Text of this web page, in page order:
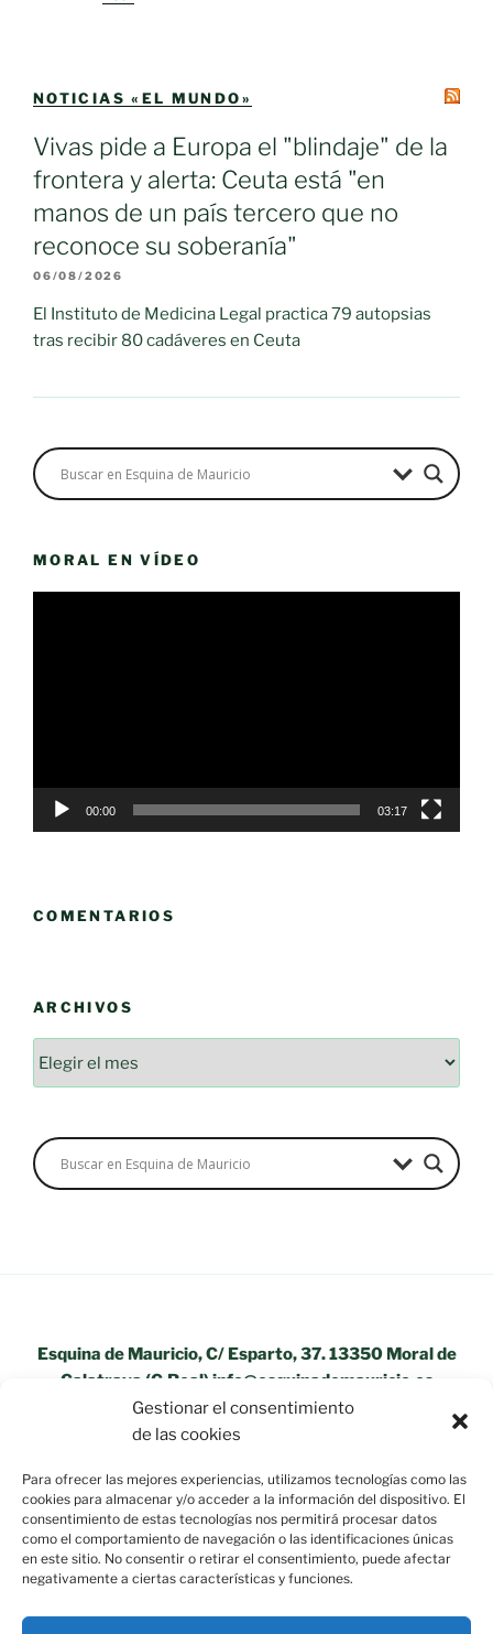
Gestionar el consentimiento
de las cookies
Para ofrecer las mejores experiencias, utilizamos tecnologías como las
cookies para almacenar y/o acceder a la información del dispositivo. El
consentimiento de estas tecnologías nos permitirá procesar datos
como el comportamiento de navegación o las identificaciones únicas
en este sitio. No consentir o retirar el consentimiento, puede afectar
negativamente a ciertas características y funciones.
NOTICIAS «EL MUNDO»
Vivas pide a Europa el "blindaje" de la
frontera y alerta: Ceuta está "en
manos de un país tercero que no
reconoce su soberanía"
06/08/2026
El Instituto de Medicina Legal practica 79 autopsias
tras recibir 80 cadáveres en Ceuta
MORAL EN VÍDEO
00:00 03:17
COMENTARIOS
ARCHIVOS
Esquina de Mauricio, C/ Esparto, 37. 13350 Moral de
Calatrava (C.Real) info@esquinademauricio.es
«Aviso Legal»